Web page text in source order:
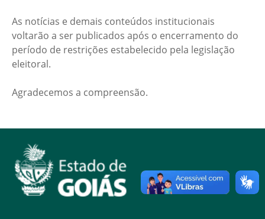
As notícias e demais conteúdos institucionais
voltarão a ser publicados após o encerramento do
período de restrições estabelecido pela legislação
eleitoral.
Agradecemos a compreensão.